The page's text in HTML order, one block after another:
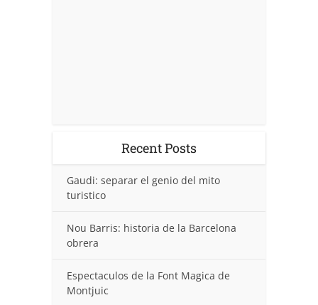
Recent Posts
Gaudi: separar el genio del mito
turistico
Nou Barris: historia de la Barcelona
obrera
Espectaculos de la Font Magica de
Montjuic